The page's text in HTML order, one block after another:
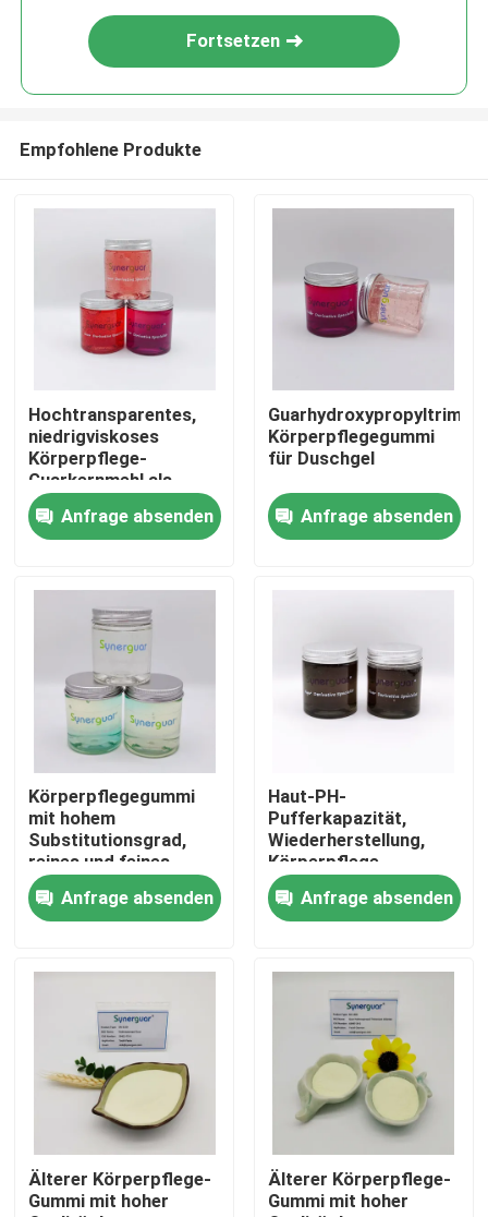
Produkte
Videos
Über uns
Werksbesichtigung
Nachricht
Angebot anfordern
Fortsetzen
Empfohlene Produkte
Hochtransparentes,
niedrigviskoses
Körperpflege-
Guarkernmehl als
Spülung
Anfrage absenden
Körperpflegegummi
für Duschgel
Anfrage absenden
Körperpflegegummi
mit hohem
Substitutionsgrad,
reines und feines
Pulver, kühl
aufbewahren
Anfrage absenden
Haut-PH-
Pufferkapazität,
Wiederherstellung,
Körperpflege,
Zahnfleisch, 24
Monate Haltbarkeit
Anfrage absenden
Älterer Körperpflege-
Gummi mit hoher
Älterer Körperpflege-
Gummi mit hoher